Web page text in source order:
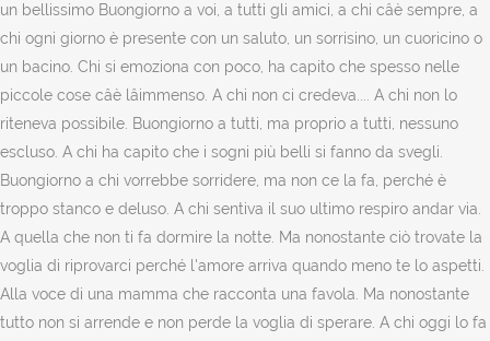
un bellissimo Buongiorno a voi, a tutti gli amici, a chi câè sempre, a
chi ogni giorno è presente con un saluto, un sorrisino, un cuoricino o
un bacino. Chi si emoziona con poco, ha capito che spesso nelle
piccole cose câè lâimmenso. A chi non ci credeva.... A chi non lo
riteneva possibile. Buongiorno a tutti, ma proprio a tutti, nessuno
escluso. A chi ha capito che i sogni più belli si fanno da svegli.
Buongiorno a chi vorrebbe sorridere, ma non ce la fa, perché è
troppo stanco e deluso. A chi sentiva il suo ultimo respiro andar via.
A quella che non ti fa dormire la notte. Ma nonostante ciò trovate la
voglia di riprovarci perché l'amore arriva quando meno te lo aspetti.
Alla voce di una mamma che racconta una favola. Ma nonostante
tutto non si arrende e non perde la voglia di sperare. A chi oggi lo fa